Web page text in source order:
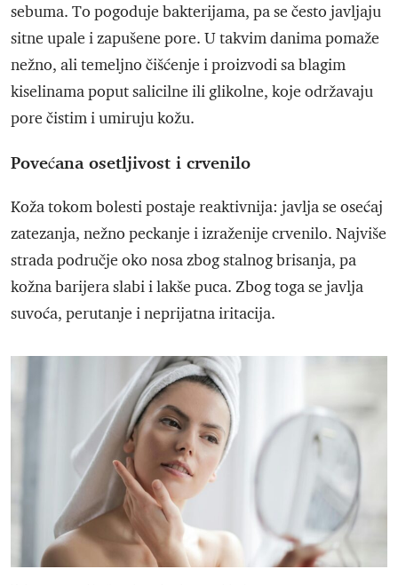
sebuma. To pogoduje bakterijama, pa se često javljaju
sitne upale i zapušene pore. U takvim danima pomaže
nežno, ali temeljno čišćenje i proizvodi sa blagim
kiselinama poput salicilne ili glikolne, koje održavaju
pore čistim i umiruju kožu.
Povećana osetljivost i crvenilo
Koža tokom bolesti postaje reaktivnija: javlja se osećaj
zatezanja, nežno peckanje i izraženije crvenilo. Najviše
strada područje oko nosa zbog stalnog brisanja, pa
kožna barijera slabi i lakše puca. Zbog toga se javlja
suvoća, perutanje i neprijatna iritacija.